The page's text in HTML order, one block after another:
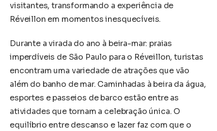
visitantes, transformando a experiência de
Réveillon em momentos inesquecíveis.
Durante a virada do ano à beira-mar: praias
imperdíveis de São Paulo para o Réveillon, turistas
encontram uma variedade de atrações que vão
além do banho de mar. Caminhadas à beira da água,
esportes e passeios de barco estão entre as
atividades que tornam a celebração única. O
equilíbrio entre descanso e lazer faz com que o